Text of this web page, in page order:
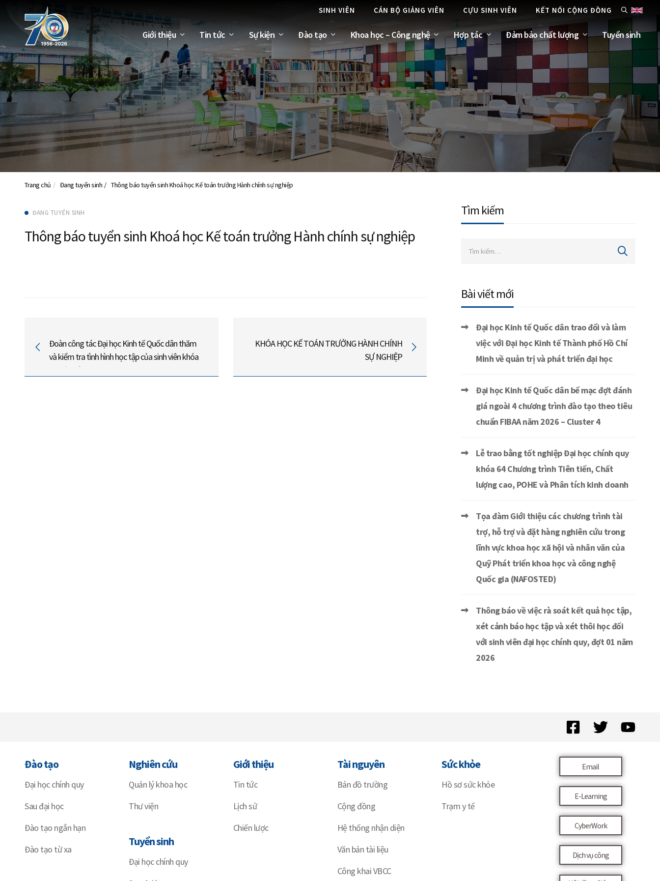
SINH VIÊN CÁN BỘ GIẢNG VIÊN CỰU SINH VIÊN KẾT NỐI CỘNG ĐỒNG
Giới thiệu Tin tức Sự kiện Đào tạo Khoa học – Công nghệ Hợp tác Đảm bảo chất lượng Tuyển sinh
Trang chủ Đang tuyển sinh Thông báo tuyển sinh Khoá học Kế toán trưởng Hành chính sự nghiệp
ĐANG TUYỂN SINH
Thông báo tuyển sinh Khoá học Kế toán trưởng Hành chính sự nghiệp
Đoàn công tác Đại học Kinh tế Quốc dân thăm
và kiểm tra tình hình học tập của sinh viên khóa
66 Viện Đào tạo TT, CLC & POHE đang học
KHÓA HỌC KẾ TOÁN TRƯỞNG HÀNH CHÍNH
SỰ NGHIỆP
Tìm kiếm
Bài viết mới
Đại học Kinh tế Quốc dân trao đổi và làm
việc với Đại học Kinh tế Thành phố Hồ Chí
Minh về quản trị và phát triển đại học
Đại học Kinh tế Quốc dân bế mạc đợt đánh
giá ngoài 4 chương trình đào tạo theo tiêu
chuẩn FIBAA năm 2026 – Cluster 4
Lễ trao bằng tốt nghiệp Đại học chính quy
khóa 64 Chương trình Tiên tiến, Chất
lượng cao, POHE và Phân tích kinh doanh
Tọa đàm Giới thiệu các chương trình tài
trợ, hỗ trợ và đặt hàng nghiên cứu trong
lĩnh vực khoa học xã hội và nhân văn của
Quỹ Phát triển khoa học và công nghệ
Quốc gia (NAFOSTED)
Thông báo về việc rà soát kết quả học tập,
xét cảnh báo học tập và xét thôi học đối
với sinh viên đại học chính quy, đợt 01 năm
2026
Đào tạo
Đại học chính quy
Sau đại học
Đào tạo ngắn hạn
Đào tạo từ xa
Nghiên cứu
Quản lý khoa học
Thư viện
Tuyển sinh
Đại học chính quy
Giới thiệu
Tin tức
Lịch sử
Chiến lược
Tài nguyên
Bản đồ trường
Cộng đồng
Hệ thống nhận diện
Văn bản tài liệu
Công khai VBCC
Sức khỏe
Hồ sơ sức khỏe
Trạm y tế
Email
E-Learning
CyberWork
Dịch vụ công